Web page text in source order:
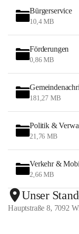
Bürgerservice
10,4 MB
Förderungen
0,86 MB
181,27 MB
Politik &
21,76 MB
Verkehr &
2,66 MB
Unser
Hauptstraße 8, 7092